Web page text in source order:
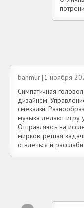
bahmur [1 ноября
Симпатичная
дизайном.
смекалки.
музыка делают игру
Отправляюсь на
мирков, решая
отвлечься и